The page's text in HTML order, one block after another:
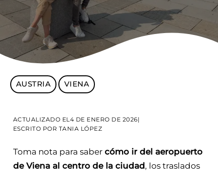
AUSTRIA VIENA
ACTUALIZADO EL 4 DE ENERO DE 2026|
ESCRITO POR TANIA LÓPEZ
Toma nota para saber cómo ir del aeropuerto
de Viena al centro de la ciudad , los traslados